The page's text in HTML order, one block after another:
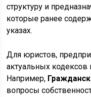
структуру и
которые ранее
указах.
Для юристов,
актуальных кодексов
Например,
вопросы